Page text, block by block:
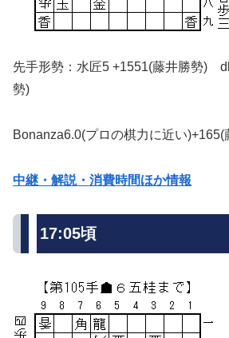
先手形勢：水匠5 +1551(藤井勝勢)
勢)
Bonanza6.0(プロの棋力に近い)+165(
中継・解説・消費時間ほか情報
17:05頃